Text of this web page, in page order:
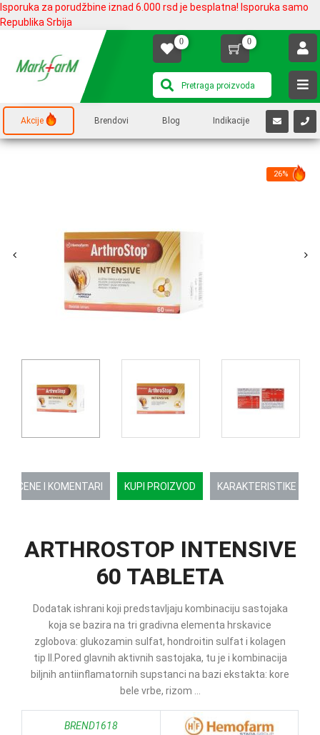
Isporuka za porudžbine iznad 6.000 rsd je besplatna! Isporuka samo
Republika Srbija
0 0
Akcije Brendovi Blog Indikacije
OCENE I KOMENTARI KUPI PROIZVOD KARAKTERISTIKE
26%
ARTHROSTOP INTENSIVE
60 TABLETA
Dodatak ishrani koji predstavljaju kombinaciju sastojaka
koja se bazira na tri gradivna elementa hrskavice
zglobova: glukozamin sulfat, hondroitin sulfat i kolagen
tip II.Pored glavnih aktivnih sastojaka, tu je i kombinacija
biljnih antiinflamatornih supstanci na bazi ekstakta: kore
bele vrbe, rizom ...
BREND1618